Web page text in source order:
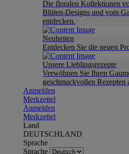
Die floralen Kollektionen
Blüten-Designs und vom
entdecken.
Neuheiten
Entdecken Sie die neuen
Unsere Lieblingsrezepte
Verwöhnen Sie Ihren
geschmackvollen Rezepten
Anmelden
Merkzettel
Anmelden
Merkzettel
Land
DEUTSCHLAND
Sprache
Sprache